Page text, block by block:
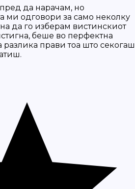
да нарачам, но
ми одговори за само неколку
да го изберам вистинскиот
беше во перфектна
разлика прави тоа што секогаш